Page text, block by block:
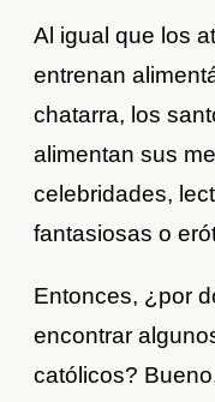
Al igual que los
entrenan
chatarra, los
alimentan sus
celebridades,
fantasiosas o
Entonces, ¿por
encontrar
católicos?